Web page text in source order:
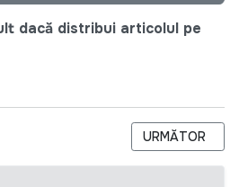
dacă distribui articolul pe
TERMEN EXTINS - SOCIETATEA DE
ARTICOLUL
URMĂTOR